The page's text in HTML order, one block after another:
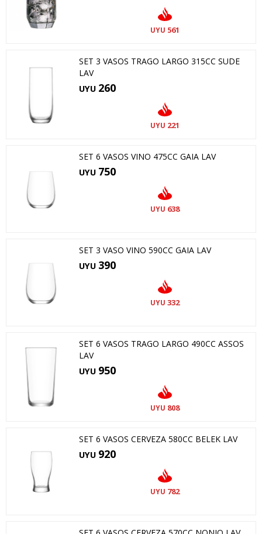
UYU 561
SET 3 VASOS TRAGO LARGO 315CC SUDE
LAV
UYU 260
UYU 221
SET 6 VASOS VINO 475CC GAIA LAV
UYU 750
UYU 638
SET 3 VASO VINO 590CC GAIA LAV
UYU 390
UYU 332
SET 6 VASOS TRAGO LARGO 490CC ASSOS
LAV
UYU 950
UYU 808
SET 6 VASOS CERVEZA 580CC BELEK LAV
UYU 920
UYU 782